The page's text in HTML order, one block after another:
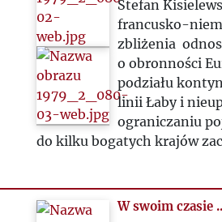
Stefan
francusko-
zbliżenia
o obronności
podziału
linii Łaby i
ograniczaniu
do kilku bogatych krajów
W swoim czasie